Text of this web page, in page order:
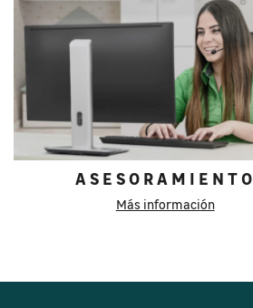
ASESORAMIENTO
Más información